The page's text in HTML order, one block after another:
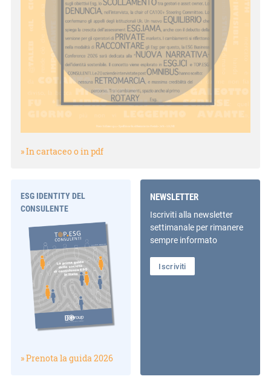
» In cartaceo o in pdf
ESG IDENTITY DEL
CONSULENTE
» Prenota la guida 2026
NEWSLETTER
Iscriviti alla newsletter
settimanale per rimanere
sempre informato
Iscriviti